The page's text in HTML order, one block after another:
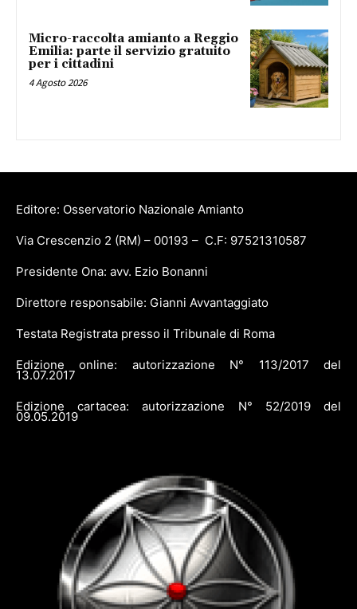
Micro-raccolta amianto a Reggio
Emilia: parte il servizio gratuito
per i cittadini
4 Agosto 2026
Editore: Osservatorio Nazionale Amianto
Via Crescenzio 2 (RM) – 00193 – C.F: 97521310587
Presidente Ona: avv. Ezio Bonanni
Direttore responsabile: Gianni Avvantaggiato
Testata Registrata presso il Tribunale di Roma
Edizione online: autorizzazione N° 113/2017 del
13.07.2017
Edizione cartacea: autorizzazione N° 52/2019 del
09.05.2019